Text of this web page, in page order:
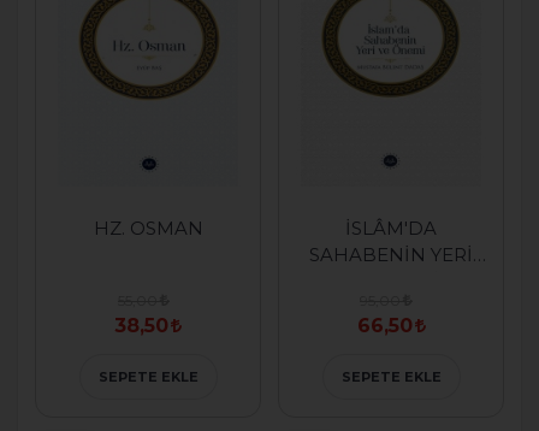
HZ. OSMAN
38,50
SEPETE EKLE
İSLÂM'DA
SAHABENİN YERİ
66,50
SEPETE EKLE